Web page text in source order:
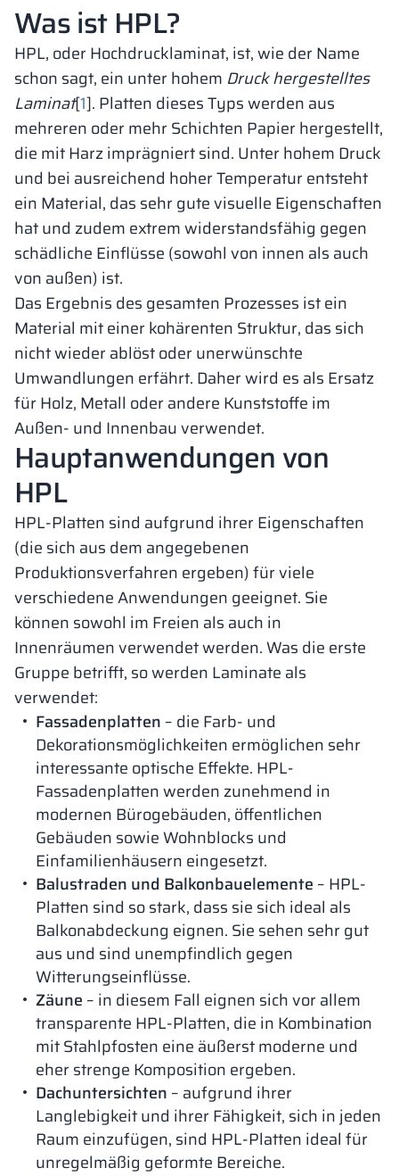
Was ist HPL?
HPL, oder Hochdrucklaminat, ist, wie der Name
schon sagt, ein unter hohem Druck hergestelltes
Laminat[1]. Platten dieses Typs werden aus
mehreren oder mehr Schichten Papier hergestellt,
die mit Harz imprägniert sind. Unter hohem Druck
und bei ausreichend hoher Temperatur entsteht
ein Material, das sehr gute visuelle Eigenschaften
hat und zudem extrem widerstandsfähig gegen
schädliche Einflüsse (sowohl von innen als auch
von außen) ist.
Das Ergebnis des gesamten Prozesses ist ein
Material mit einer kohärenten Struktur, das sich
nicht wieder ablöst oder unerwünschte
Umwandlungen erfährt. Daher wird es als Ersatz
für Holz, Metall oder andere Kunststoffe im
Außen- und Innenbau verwendet.
Hauptanwendungen von
HPL
HPL-Platten sind aufgrund ihrer Eigenschaften
(die sich aus dem angegebenen
Produktionsverfahren ergeben) für viele
verschiedene Anwendungen geeignet. Sie
können sowohl im Freien als auch in
Innenräumen verwendet werden. Was die erste
Gruppe betrifft, so werden Laminate als
verwendet:
Fassadenplatten – die Farb- und
Dekorationsmöglichkeiten ermöglichen sehr
interessante optische Effekte. HPL-
Fassadenplatten werden zunehmend in
modernen Bürogebäuden, öffentlichen
Gebäuden sowie Wohnblocks und
Einfamilienhäusern eingesetzt.
Balustraden und Balkonbauelemente – HPL-
Platten sind so stark, dass sie sich ideal als
Balkonabdeckung eignen. Sie sehen sehr gut
aus und sind unempfindlich gegen
Witterungseinflüsse.
Zäune – in diesem Fall eignen sich vor allem
transparente HPL-Platten, die in Kombination
mit Stahlpfosten eine äußerst moderne und
eher strenge Komposition ergeben.
Dachuntersichten – aufgrund ihrer
Langlebigkeit und ihrer Fähigkeit, sich in jeden
Raum einzufügen, sind HPL-Platten ideal für
unregelmäßig geformte Bereiche.